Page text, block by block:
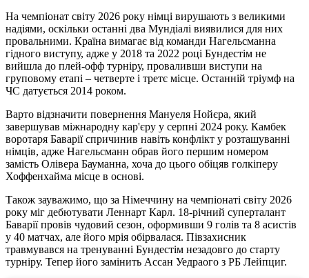
На чемпіонат світу 2026 року німці вирушають з великими
надіями, оскільки останні два Мундіалі виявилися для них
провальними. Країна вимагає від команди Нагельсманна
гідного виступу, адже у 2018 та 2022 році Бундестім не
вийшла до плей-офф турніру, проваливши виступи на
груповому етапі – четверте і третє місце. Останній тріумф на
ЧС датується 2014 роком.
Варто відзначити повернення Мануеля Нойєра, який
завершував міжнародну кар'єру у серпні 2024 року. Камбек
воротаря Баварії спричинив навіть конфлікт у розташуванні
німців, адже Нагельсманн обрав його першим номером
замість Олівера Бауманна, хоча до цього обіцяв голкіперу
Хоффенхайма місце в основі.
Також зауважимо, що за Німеччину на чемпіонаті світу 2026
року міг дебютувати Леннарт Карл. 18-річний суперталант
Баварії провів чудовий сезон, оформивши 9 голів та 8 асистів
у 40 матчах, але його мрія обірвалася. Півзахисник
травмувався на тренуванні Бундестім незадовго до старту
турніру. Тепер його замінить Ассан Уедраого з РБ Лейпциг.